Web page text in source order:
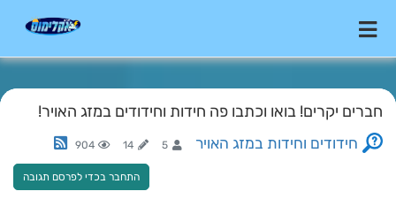
חברים יקרים! בואו וכתבו פה חידות וחידודים במזג האויר!
חידודים וחידות במזג האויר 5
14
904
התחבר בכדי לפרסם תגובה